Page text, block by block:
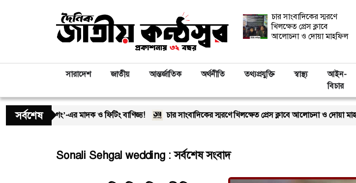
চার সাংবাদিকের স্মরণে
খিলক্ষেত প্রেস ক্লাবে
আলোচনা ও দোয়া মাহফিল
সারাদেশ জাতীয় আন্তর্জাতিক অর্থনীতি তথ্যপ্রযুক্তি স্বাস্থ্য
আইন-
বিচার
সর্বশেষ
‘অসীম-গং’-এর মাদক ও ফিটিং বাণিজ্য! চার সাংবাদিকের স্মরণে খিলক্ষেত প্রেস ক্লাবে আলোচনা ও দোয়া মাহফিল
Sonali Sehgal wedding : সর্বশেষ সংবাদ